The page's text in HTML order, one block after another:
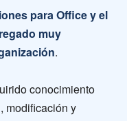
para Office y el
muy
.
conocimiento
modificación y